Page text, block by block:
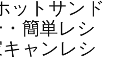
ットサンド
簡単レシ
ャンレシ